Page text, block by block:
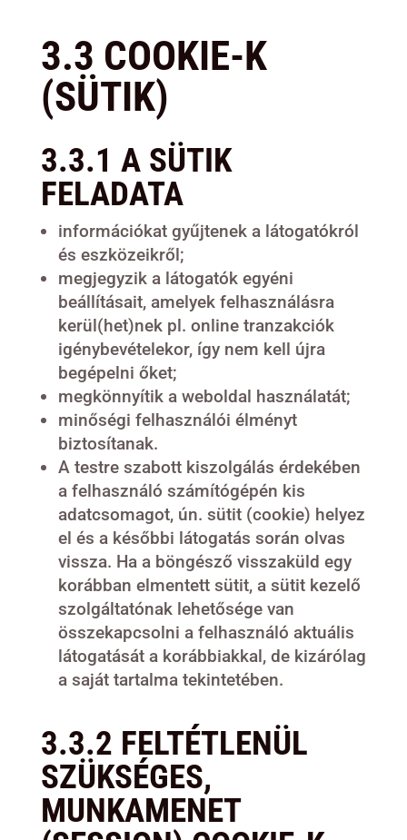
3.3 COOKIE-K
(SÜTIK)
3.3.1 A SÜTIK
FELADATA
információkat gyűjtenek a látogatókról
és eszközeikről;
megjegyzik a látogatók egyéni
beállításait, amelyek felhasználásra
kerül(het)nek pl. online tranzakciók
igénybevételekor, így nem kell újra
begépelni őket;
megkönnyítik a weboldal használatát;
minőségi felhasználói élményt
biztosítanak.
A testre szabott kiszolgálás érdekében
a felhasználó számítógépén kis
adatcsomagot, ún. sütit (cookie) helyez
el és a későbbi látogatás során olvas
vissza. Ha a böngésző visszaküld egy
korábban elmentett sütit, a sütit kezelő
szolgáltatónak lehetősége van
összekapcsolni a felhasználó aktuális
látogatását a korábbiakkal, de kizárólag
a saját tartalma tekintetében.
3.3.2 FELTÉTLENÜL
SZÜKSÉGES,
MUNKAMENET